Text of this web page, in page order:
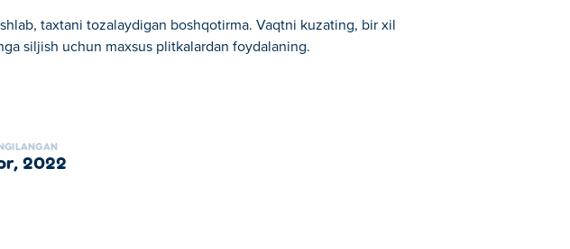
taxtani tozalaydigan boshqotirma. Vaqtni kuzating, bir xil
siljish uchun maxsus plitkalardan foydalaning.
Pazl oʻyinlar larimizdan biridir.
2022